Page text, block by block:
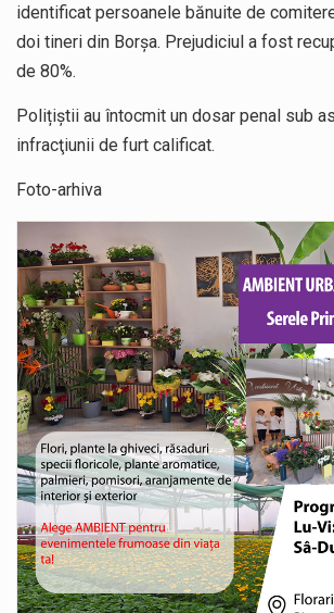
identificat persoanele bănuite de
doi tineri din Borșa. Prejudiciul a fost
de 80%.
Polițiștii au întocmit un dosar penal sub
infracţiunii de furt calificat.
Foto-arhiva